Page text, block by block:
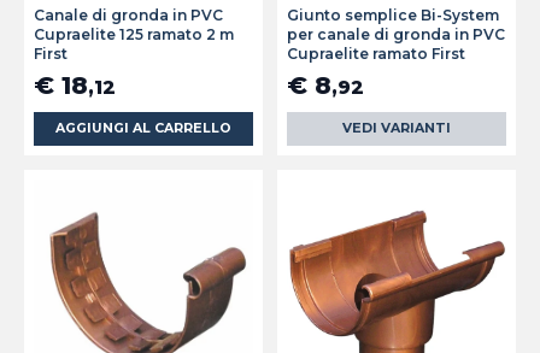
Canale di gronda in PVC
Cupraelite 125 ramato 2 m
First
€ 18,12
AGGIUNGI AL CARRELLO
Giunto semplice Bi-System
per canale di gronda in PVC
Cupraelite ramato First
€ 8,92
VEDI VARIANTI